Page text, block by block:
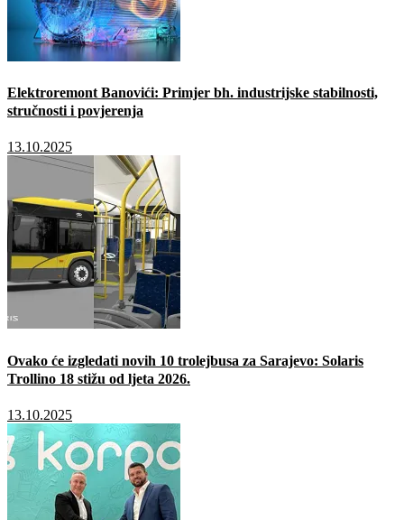
Elektroremont Banovići: Primjer bh. industrijske stabilnosti,
stručnosti i povjerenja
13.10.2025
Ovako će izgledati novih 10 trolejbusa za Sarajevo: Solaris
Trollino 18 stižu od ljeta 2026.
13.10.2025